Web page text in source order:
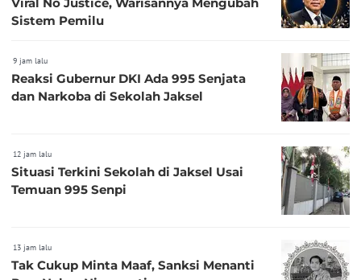
Sistem Pemilu
9 jam lalu
Reaksi Gubernur DKI Ada 995 Senjata
dan Narkoba di Sekolah Jaksel
12 jam lalu
Situasi Terkini Sekolah di Jaksel Usai
Temuan 995 Senpi
13 jam lalu
Tak Cukup Minta Maaf, Sanksi Menanti